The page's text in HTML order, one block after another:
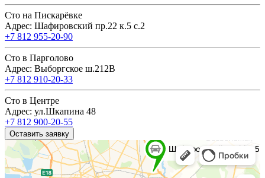
Сто на Пискарёвке
Адрес: Шафировский пр.22 к.5 с.2
+7 812 955-20-90
Сто в Парголово
Адрес: Выборгское ш.212В
+7 812 910-20-33
Сто в Центре
Адрес: ул.Шкапина 48
+7 812 900-20-55
Оставить заявку